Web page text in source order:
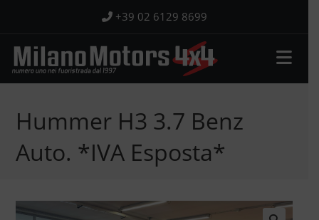
contenuto
+39 02 6129 8699
Hummer H3 3.7 Benz
Auto. *IVA Esposta*